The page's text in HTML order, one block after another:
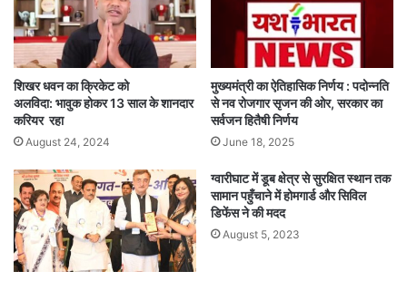
शिखर धवन का क्रिकेट को
अलविदा: भावुक होकर 13 साल के शानदार
करियर रहा
August 24, 2024
मुख्यमंत्री का ऐतिहासिक निर्णय : पदोन्नति
से नव रोजगार सृजन की ओर, सरकार का
सर्वजन हितैषी निर्णय
June 18, 2025
ग्वारीघाट में डूब क्षेत्र से सुरक्षित स्थान तक
सामान पहुँचाने में होमगार्ड और सिविल
डिफेंस ने की मदद
August 5, 2023